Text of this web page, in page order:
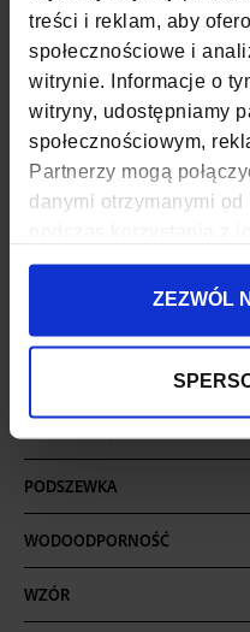
treści i reklam, aby
społecznościowe i
witrynie. Informacje o
witryny, udostępniamy
społecznościowym,
Partnerzy mogą
danymi otrzymanymi
ZEZWÓL
GŁĘBOKOŚĆ
WYSOKOŚĆ
ZAPIĘCIE
KOD EAN
MIEŚCI LAPTOPA
PODRÓŻNEJ
PODSZEWKA
WODOODPORNOŚĆ
WZÓR